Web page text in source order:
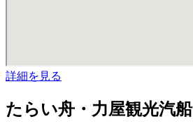
詳細を見る
たらい舟・力屋観光汽船